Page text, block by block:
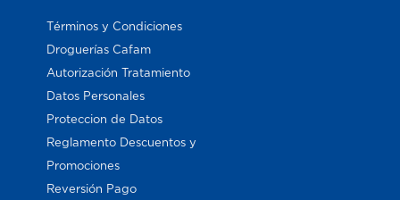
Términos y Condiciones
Droguerías Cafam
Autorización Tratamiento
Datos Personales
Proteccion de Datos
Reglamento Descuentos y
Promociones
Reversión Pago